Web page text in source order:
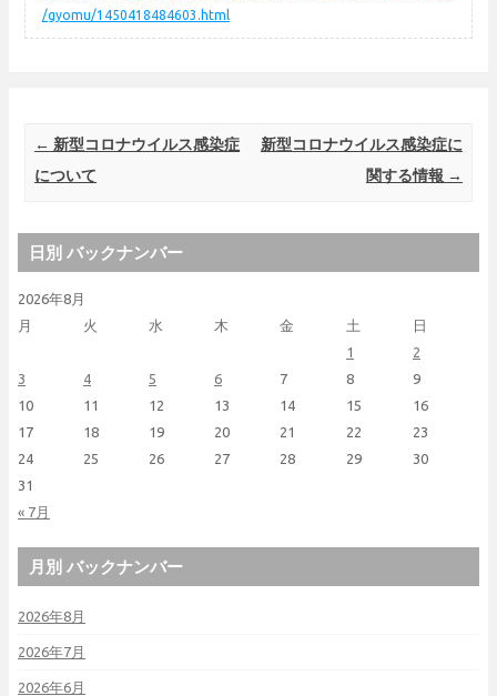
/gyomu/1450418484603.html
Post navigation
← 新型コロナウイルス感染症
について
新型コロナウイルス感染症に
関する情報 →
日別 バックナンバー
2026年8月
月
火 水 木 金 土 日
« 7月
1
2
3
4 5 6 7 8
9
10
11 12 13 14 15
16
17
18 19 20 21 22
23
24
25 26 27 28 29
30
31
月別 バックナンバー
2026年8月
2026年7月
2026年6月